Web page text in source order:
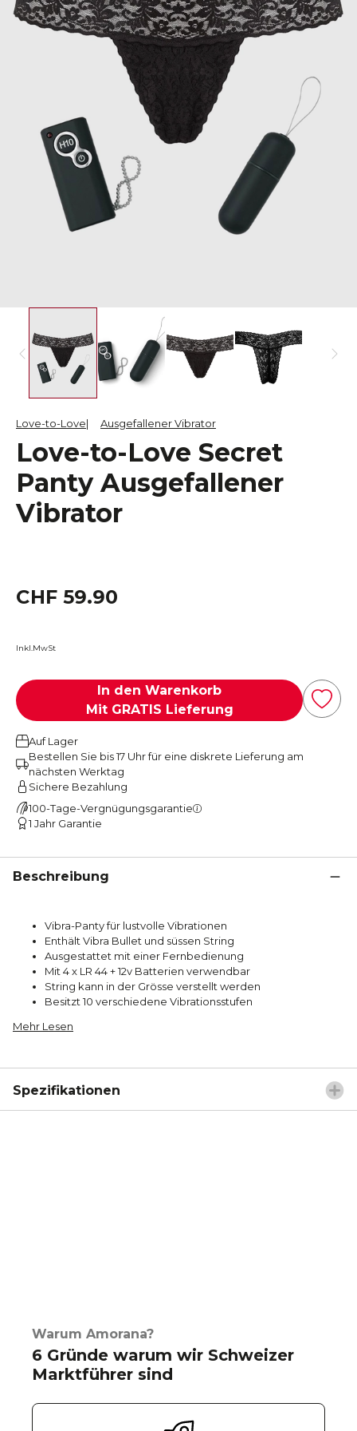
Love-to-Love Ausgefallener Vibrator
Love-to-Love Secret
Panty Ausgefallener
Vibrator
CHF 59.90
Inkl.MwSt
In den Warenkorb
Mit GRATIS Lieferung
Auf Lager
Bestellen Sie bis 17 Uhr für eine diskrete Lieferung am
nächsten Werktag
Sichere Bezahlung
100-Tage-Vergnügungsgarantie
1 Jahr Garantie
Beschreibung
Vibra-Panty für lustvolle Vibrationen
Enthält Vibra Bullet und süssen String
Ausgestattet mit einer Fernbedienung
Mit 4 x LR 44 + 12v Batterien verwendbar
String kann in der Grösse verstellt werden
Besitzt 10 verschiedene Vibrationsstufen
Mehr Lesen
Spezifikationen
Warum Amorana?
6 Gründe warum wir Schweizer
Marktführer sind